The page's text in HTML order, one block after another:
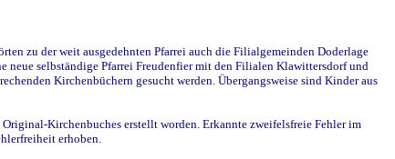
zu der weit ausgedehnten Pfarrei auch die Filialgemeinden Doderlage
selbständige Pfarrei Freudenfier mit den Filialen Klawittersdorf und
Kirchenbüchern gesucht werden. Übergangsweise sind Kinder aus
Kirchenbuches erstellt worden. Erkannte zweifelsfreie Fehler im
erhoben.